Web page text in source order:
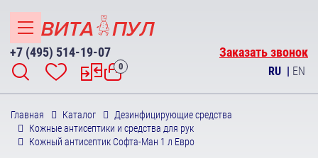
+7 (495) 514-19-07 Заказать звонок
0 RU | EN
Главная Каталог
Дезинфицирующие средства
Кожные антисептики и средства для рук
Кожный антисептик Софта-Ман 1 л Евро